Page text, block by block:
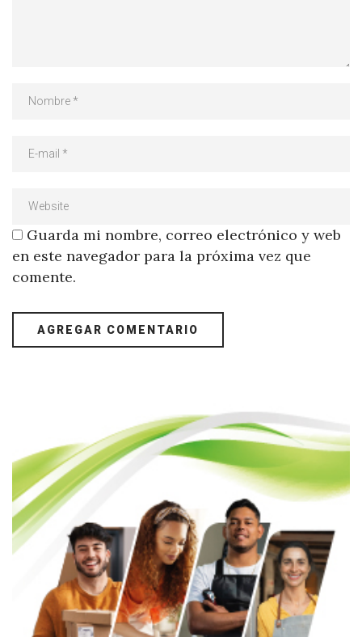
Guarda mi nombre, correo electrónico y web
en este navegador para la próxima vez que
comente.